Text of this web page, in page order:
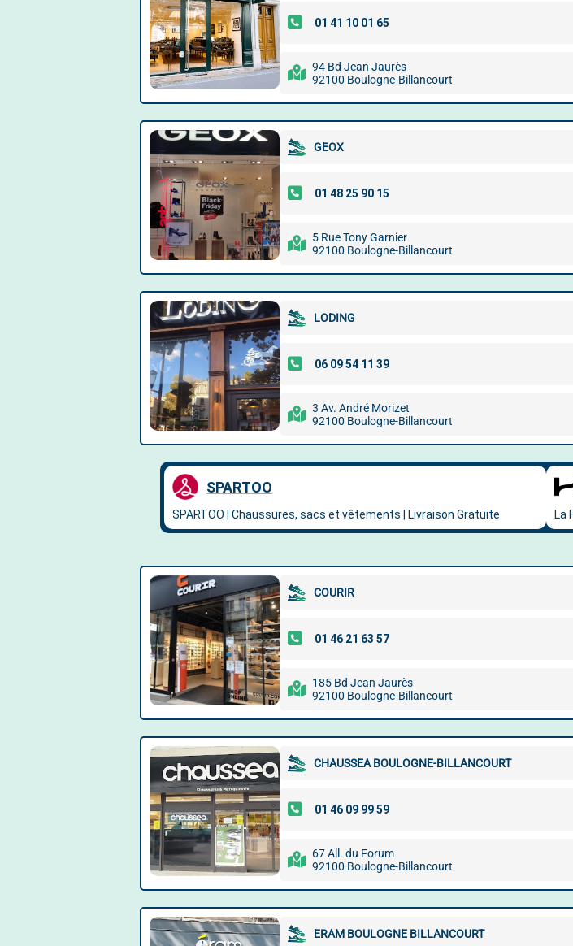
94 Bd Jean Jaurès
92100 Boulogne-Billancourt
GEOX
5 Rue Tony Garnier
92100 Boulogne-Billancourt
LODING
3 Av. André Morizet
92100 Boulogne-Billancourt
COURIR
185 Bd Jean Jaurès
92100 Boulogne-Billancourt
CHAUSSEA BOULOGNE-BILLANCOURT
67 All. du Forum
92100 Boulogne-Billancourt
ERAM BOULOGNE BILLANCOURT